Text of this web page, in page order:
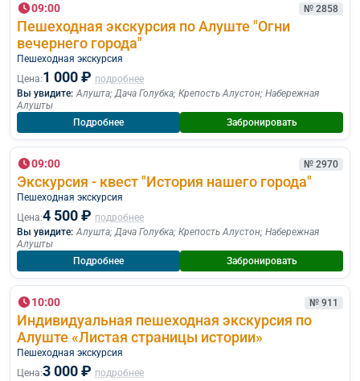
09:00 № 2858
Пешеходная экскурсия по Алуште "Огни
вечернего города"
Пешеходная экскурcия
Цена:1 000 ₽ подробнее
Вы увидите: Алушта;Дача Голубка; Крепость Алустон; Набережная
Алушты
Подробнее
Забронировать
09:00 № 2970
Экскурсия - квест "История нашего города"
Пешеходная экскурcия
Цена:4 500 ₽ подробнее
Вы увидите: Алушта;Дача Голубка; Крепость Алустон; Набережная
Алушты
Подробнее
Забронировать
10:00 № 911
Индивидуальная пешеходная экскурсия по
Алуште «Листая страницы истории»
Пешеходная экскурcия
Цена:3 000 ₽ подробнее